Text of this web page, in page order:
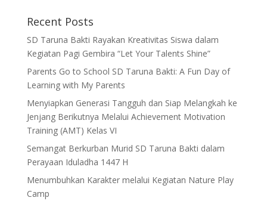
Recent Posts
SD Taruna Bakti Rayakan Kreativitas Siswa dalam
Kegiatan Pagi Gembira “Let Your Talents Shine”
Parents Go to School SD Taruna Bakti: A Fun Day of
Learning with My Parents
Menyiapkan Generasi Tangguh dan Siap Melangkah ke
Jenjang Berikutnya Melalui Achievement Motivation
Training (AMT) Kelas VI
Semangat Berkurban Murid SD Taruna Bakti dalam
Perayaan Iduladha 1447 H
Menumbuhkan Karakter melalui Kegiatan Nature Play
Camp